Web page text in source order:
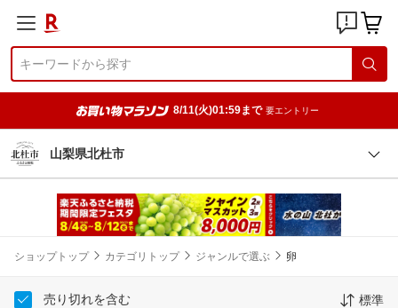
8/11(火)01:59まで 要エントリー
山梨県北杜市
ショップトップ カテゴリトップ ジャンルで選ぶ 卵
売り切れを含む 標準